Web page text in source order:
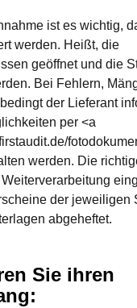
ist es wichtig,
werden. Heißt, die
geöffnet und die
Bei Fehlern,
der Lieferant
per <a
werden. Die
der jeweiligen
abgeheftet.
Sie ihren